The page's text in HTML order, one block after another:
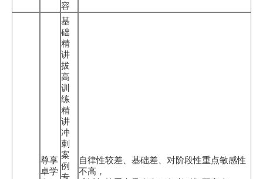
容
尊享
卓学
基
础
精
讲
拔
高
训
练
精
讲
冲
刺
案
例
专
自律性较差、基础差、对阶段性重点敏感性
不高，